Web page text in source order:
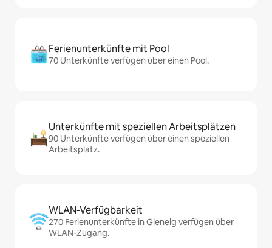
Ferienunterkünfte mit Pool
70 Unterkünfte verfügen über einen Pool.
Unterkünfte mit speziellen Arbeitsplätzen
90 Unterkünfte verfügen über einen speziellen
Arbeitsplatz.
WLAN-Verfügbarkeit
270 Ferienunterkünfte in Glenelg verfügen über
WLAN-Zugang.